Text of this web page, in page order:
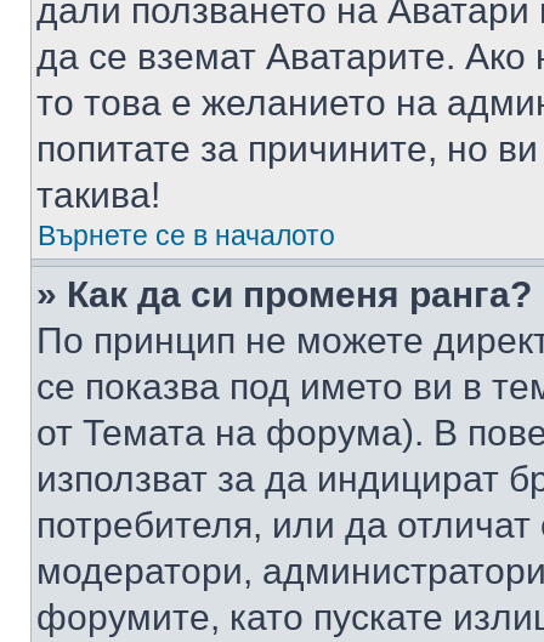
дали ползването на
да се вземат Аватарите.
то това е желанието на
попитате за причините, но
такива!
Върнете се в началото
» Как да си променя ранга?
По принцип не можете
се показва под името ви в
от Темата на форума). В
използват за да индицират
потребителя, или да
модератори,
форумите, като пускате